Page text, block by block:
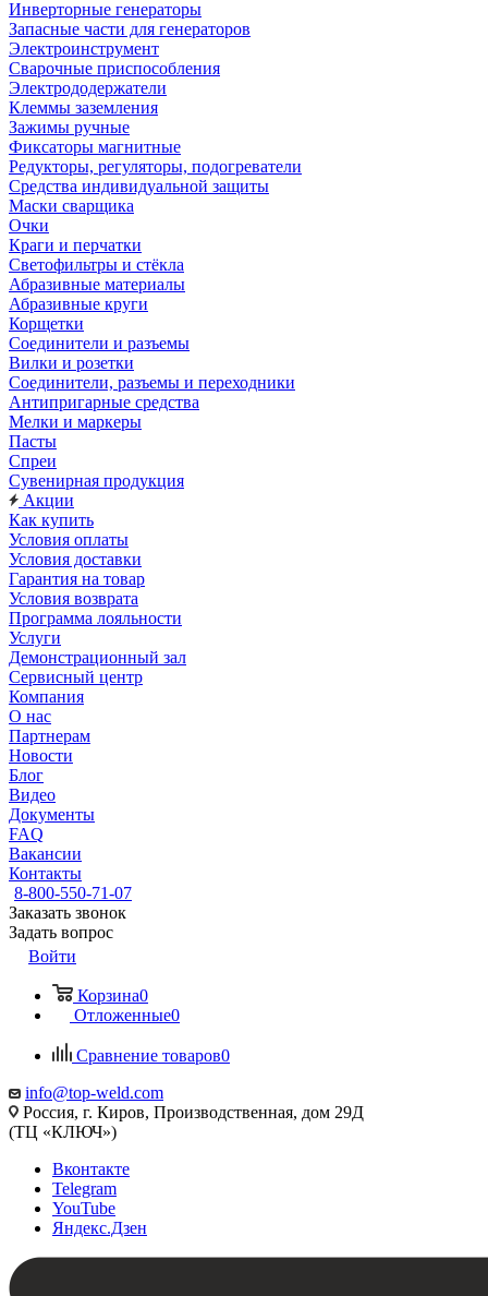
Инверторные генераторы
Запасные части для генераторов
Электроинструмент
Сварочные приспособления
Электрододержатели
Клеммы заземления
Зажимы ручные
Фиксаторы магнитные
Редукторы, регуляторы, подогреватели
Средства индивидуальной защиты
Маски сварщика
Очки
Краги и перчатки
Светофильтры и стёкла
Абразивные материалы
Абразивные круги
Корщетки
Соединители и разъемы
Вилки и розетки
Соединители, разъемы и переходники
Антипригарные средства
Мелки и маркеры
Пасты
Спреи
Сувенирная продукция
Акции
Как купить
Условия оплаты
Условия доставки
Гарантия на товар
Условия возврата
Программа лояльности
Услуги
Демонстрационный зал
Сервисный центр
Компания
О нас
Партнерам
Новости
Блог
Видео
Документы
FAQ
Вакансии
Контакты
8-800-550-71-07
Заказать звонок
Задать вопрос
Войти
Корзина0
Отложенные0
Сравнение товаров0
info@top-weld.com
Россия, г. Киров, Производственная, дом 29Д
(ТЦ «КЛЮЧ»)
Вконтакте
Telegram
YouTube
Яндекс.Дзен